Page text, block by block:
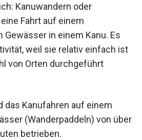
Kanuwandern oder
Fahrt auf einem
Gewässer in einem Kanu. Es
weil sie relativ einfach ist
von Orten durchgeführt
das Kanufahren auf einem
(Wanderpaddeln) von über
betrieben.